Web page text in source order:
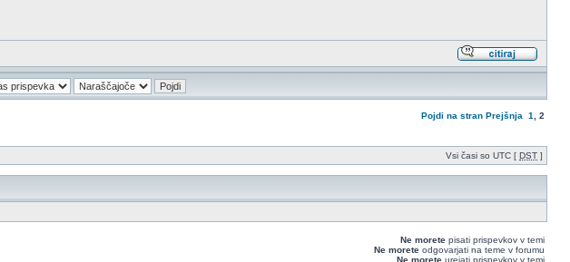
Pojdi na stran Prejšnja 1 2
Vsi časi so UTC [ DST ]
Ne morete pisati prispevkov v temi
Ne morete odgovarjati na teme v forumu
Ne morete urejati prispevkov v temi